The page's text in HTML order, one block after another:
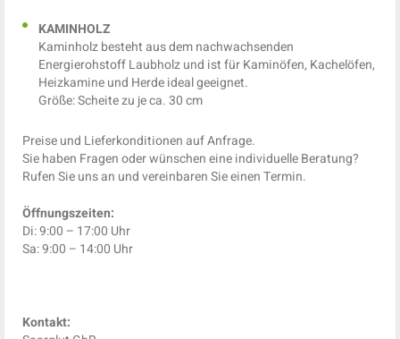
KAMINHOLZ
Kaminholz besteht aus dem nachwachsenden
Energierohstoff Laubholz und ist für Kaminöfen, Kachelöfen,
Heizkamine und Herde ideal geeignet.
Größe: Scheite zu je ca. 30 cm
Preise und Lieferkonditionen auf Anfrage.
Sie haben Fragen oder wünschen eine individuelle Beratung?
Rufen Sie uns an und vereinbaren Sie einen Termin.
Öffnungszeiten:
Di: 9:00 – 17:00 Uhr
Sa: 9:00 – 14:00 Uhr
Kontakt: